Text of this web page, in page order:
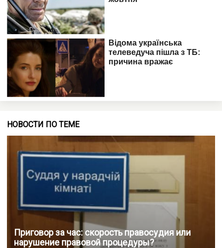
НОВОСТИ ПО ТЕМЕ
Приговор за час: скорость правосудия или
нарушение правовой процедуры?